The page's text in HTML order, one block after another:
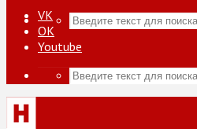
VK
ОК
Youtube